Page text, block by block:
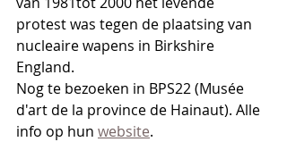
protest was tegen de plaatsing van
nucleaire wapens in Birkshire
England.
Nog te bezoeken in BPS22 (Musée
d'art de la province de Hainaut). Alle
info op hun website.